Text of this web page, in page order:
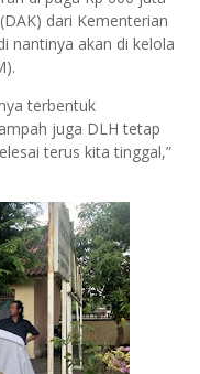
dari Kementerian
nantinya akan di kelola
terbentuk
juga DLH tetap
terus kita tinggal,”